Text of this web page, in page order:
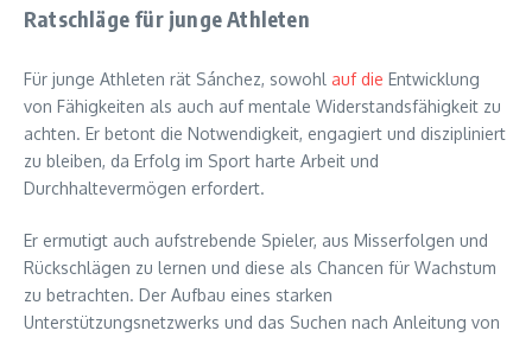
Ratschläge für junge Athleten
Für junge Athleten rät Sánchez, sowohl auf die Entwicklung
von Fähigkeiten als auch auf mentale Widerstandsfähigkeit zu
achten. Er betont die Notwendigkeit, engagiert und diszipliniert
zu bleiben, da Erfolg im Sport harte Arbeit und
Durchhaltevermögen erfordert.
Er ermutigt auch aufstrebende Spieler, aus Misserfolgen und
Rückschlägen zu lernen und diese als Chancen für Wachstum
zu betrachten. Der Aufbau eines starken
Unterstützungsnetzwerks und das Suchen nach Anleitung von